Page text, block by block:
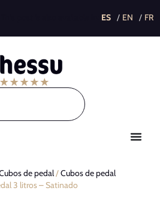
de pedal/Cubos de pedal
3 litros – Satinado